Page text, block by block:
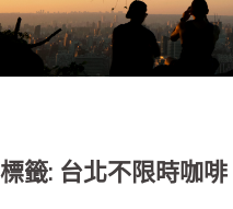
標籤: 台北不限時咖啡